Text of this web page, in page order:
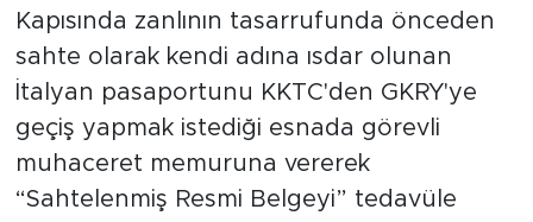
Kapısında zanlının tasarrufunda önceden
sahte olarak kendi adına ısdar olunan
İtalyan pasaportunu KKTC'den GKRY'ye
geçiş yapmak istediği esnada görevli
muhaceret memuruna vererek
“Sahtelenmiş Resmi Belgeyi” tedavüle